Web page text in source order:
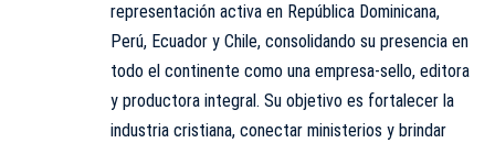
representación activa en República Dominicana,
Perú, Ecuador y Chile, consolidando su presencia en
todo el continente como una empresa-sello, editora
y productora integral. Su objetivo es fortalecer la
industria cristiana, conectar ministerios y brindar